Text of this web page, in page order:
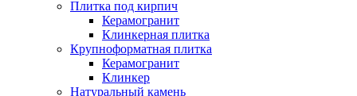
Плитка под кирпич
Керамогранит
Клинкерная плитка
Крупноформатная плитка
Керамогранит
Клинкер
Натуральный камень